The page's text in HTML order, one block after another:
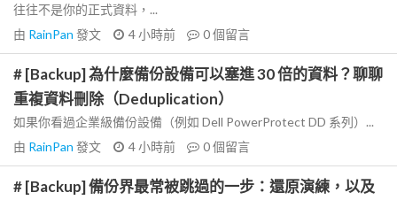
往往不是你的正式資料，...
由 RainPan 發文 4 小時前 0個留言
# [Backup] 為什麼備份設備可以塞進 30 倍的資料？聊聊
重複資料刪除（Deduplication）
如果你看過企業級備份設備（例如 Dell PowerProtect DD 系列）...
由 RainPan 發文 4 小時前 0個留言
# [Backup] 備份界最常被跳過的一步：還原演練，以及